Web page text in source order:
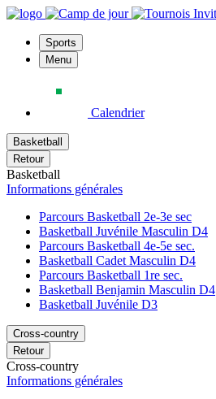
Sports
Menu
Calendrier
Basketball
Retour
Basketball
Informations générales
Parcours Basketball 2e-3e sec
Basketball Juvénile Masculin D4
Parcours Basketball 4e-5e sec.
Basketball Cadet Masculin D4
Parcours Basketball 1re sec.
Basketball Benjamin Masculin D4
Basketball Juvénile D3
Cross-country
Retour
Cross-country
Informations générales